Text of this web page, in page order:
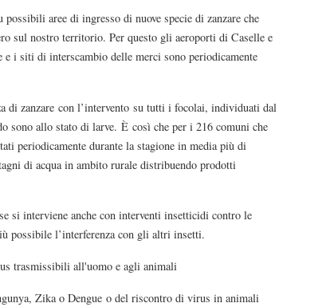
aree di ingresso di nuove specie di zanzare che
sul nostro territorio. Per questo gli aeroporti di Caselle e
i siti di interscambio delle merci sono periodicamente
di zanzare con l’intervento su tutti i focolai, individuati dal
sono allo stato di larve. È così che per i 216 comuni che
periodicamente durante la stagione in media più di
di acqua in ambito rurale distribuendo prodotti
si interviene anche con interventi insetticidi contro le
possibile l’interferenza con gli altri insetti.
trasmissibili all'uomo e agli animali
Zika o Dengue o del riscontro di virus in animali